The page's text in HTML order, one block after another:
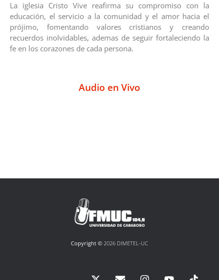
La iglesia Cristo Vive reafirma su compromiso con la
educación, el servicio a la comunidad y el amor hacia el
prójimo, fomentando valores cristianos y creando
recuerdos inolvidables, ademas de seguir fortaleciendo la
fe en los corazones de cada persona.
Audio en Vivo
Copyright © 2026 DIMETEL-UC